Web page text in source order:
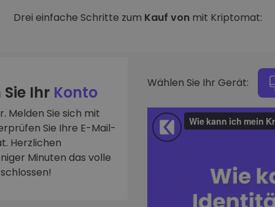
ich für 100 € gekauft
Tresor
Intelligente
optimale
Drei einfache Schritte zum Kauf von mit Kriptomat:
Ihr Konto
Melden Sie sich mit
Sie Ihre E-Mail-
Herzlichen
Minuten das volle
Wählen Sie Ihr Gerät: